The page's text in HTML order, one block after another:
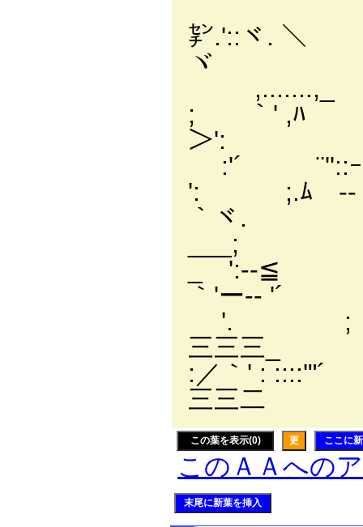
㌢.'::
;
＞':
:'´
': ;.
｀ヾ.
_
｀'ー-‐ '´
'.
三
:／
三三
この葉を表示(0) 更 ここに
このＡＡへの
末尾に新葉を挿入